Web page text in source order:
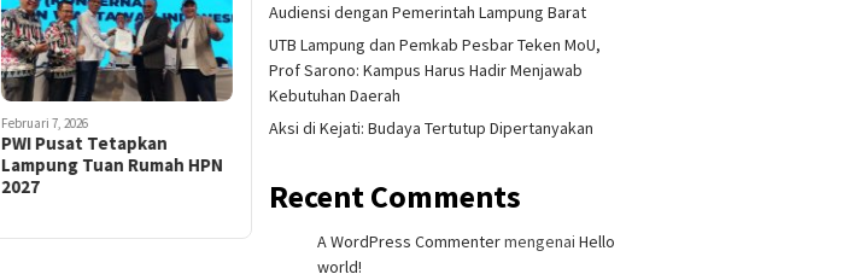
Februari 7, 2026
PWI Pusat Tetapkan
Lampung Tuan Rumah HPN
2027
Audiensi dengan Pemerintah Lampung Barat
UTB Lampung dan Pemkab Pesbar Teken MoU,
Prof Sarono: Kampus Harus Hadir Menjawab
Kebutuhan Daerah
Aksi di Kejati: Budaya Tertutup Dipertanyakan
Recent Comments
A WordPress CommentermengenaiHello
world!